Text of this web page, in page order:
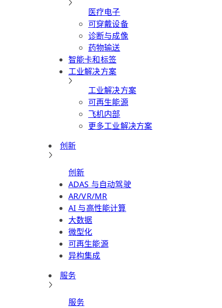
医疗电子
可穿戴设备
诊断与成像
药物输送
智能卡和标签
工业解决方案
工业解决方案
可再生能源
飞机内部
更多工业解决方案
创新
创新
ADAS 与自动驾驶
AR/VR/MR
AI 与高性能计算
大数据
微型化
可再生能源
异构集成
服务
服务